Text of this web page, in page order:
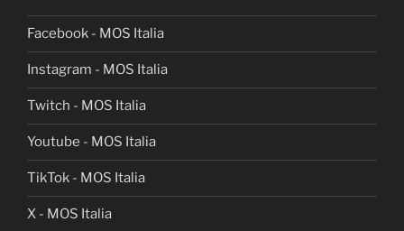
Facebook - MOS Italia
Instagram - MOS Italia
Twitch - MOS Italia
Youtube - MOS Italia
TikTok - MOS Italia
X - MOS Italia